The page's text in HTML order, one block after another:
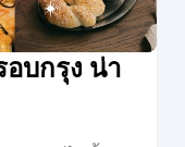
อบกรุง น่า